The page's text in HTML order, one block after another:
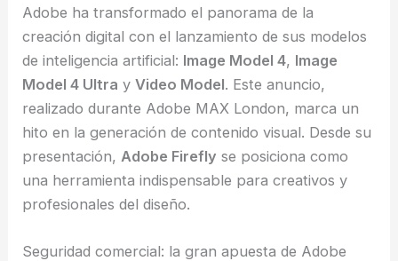
Adobe ha transformado el panorama de la
creación digital con el lanzamiento de sus modelos
de inteligencia artificial: Image Model 4, Image
Model 4 Ultra yVideo Model. Este anuncio,
realizado durante Adobe MAX London, marca un
hito en la generación de contenido visual. Desde su
presentación, Adobe Firefly se posiciona como
una herramienta indispensable para creativos y
profesionales del diseño.
Seguridad comercial: la gran apuesta de Adobe